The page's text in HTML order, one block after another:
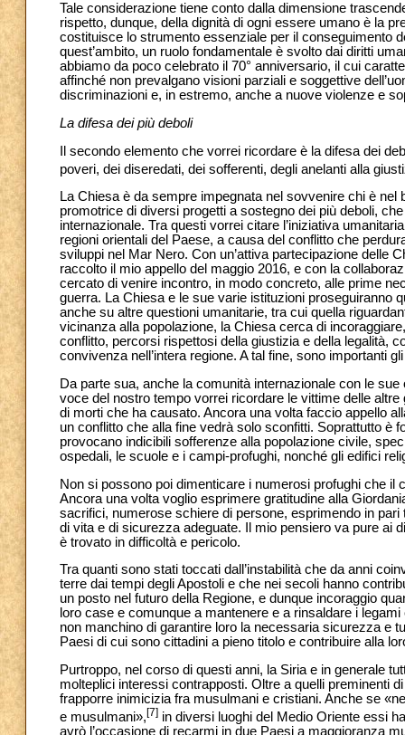
Tale considerazione tiene conto dalla dimensione
rispetto, dunque, della dignità di ogni essere umano è la
costituisce lo strumento essenziale per il conseguimento
quest’ambito, un ruolo fondamentale è svolto dai diritti
abbiamo da poco celebrato il 70° anniversario, il cui
affinché non prevalgano visioni parziali e soggettive
discriminazioni e, in estremo, anche a nuove violenze e
La difesa dei più deboli
Il secondo elemento che vorrei ricordare è la difesa dei
poveri, dei diseredati, dei sofferenti, degli anelanti alla
La Chiesa è da sempre impegnata nel sovvenire chi è
promotrice di diversi progetti a sostegno dei più deboli,
internazionale. Tra questi vorrei citare l’iniziativa
regioni orientali del Paese, a causa del conflitto che
sviluppi nel Mar Nero. Con un’attiva partecipazione delle
raccolto il mio appello del maggio 2016, e con la
cercato di venire incontro, in modo concreto, alle prime
guerra. La Chiesa e le sue varie istituzioni proseguiranno
anche su altre questioni umanitarie, tra cui quella
vicinanza alla popolazione, la Chiesa cerca di
conflitto, percorsi rispettosi della giustizia e della legalità,
convivenza nell’intera regione. A tal fine, sono importanti
Da parte sua, anche la comunità internazionale con le
voce del nostro tempo vorrei ricordare le vittime delle
di morti che ha causato. Ancora una volta faccio appello
un conflitto che alla fine vedrà solo sconfitti. Soprattutto è
provocano indicibili sofferenze alla popolazione civile,
ospedali, le scuole e i campi-profughi, nonché gli edifici
Non si possono poi dimenticare i numerosi profughi che
Ancora una volta voglio esprimere gratitudine alla
sacrifici, numerose schiere di persone, esprimendo in
di vita e di sicurezza adeguate. Il mio pensiero va pure ai
è trovato in difficoltà e pericolo.
Tra quanti sono stati toccati dall’instabilità che da anni
terre dai tempi degli Apostoli e che nei secoli hanno
un posto nel futuro della Regione, e dunque incoraggio
loro case e comunque a mantenere e a rinsaldare i
non manchino di garantire loro la necessaria sicurezza e
Paesi di cui sono cittadini a pieno titolo e contribuire alla
Purtroppo, nel corso di questi anni, la Siria e in generale
molteplici interessi contrapposti. Oltre a quelli preminenti
frapporre inimicizia fra musulmani e cristiani. Anche se
e musulmani»,[7] in diversi luoghi del Medio Oriente essi
avrò l’occasione di recarmi in due Paesi a maggioranza